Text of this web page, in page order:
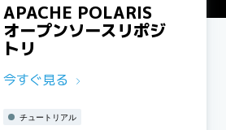
APACHE POLARIS
オープンソースリポジ
トリ
今すぐ見る
チュートリアル